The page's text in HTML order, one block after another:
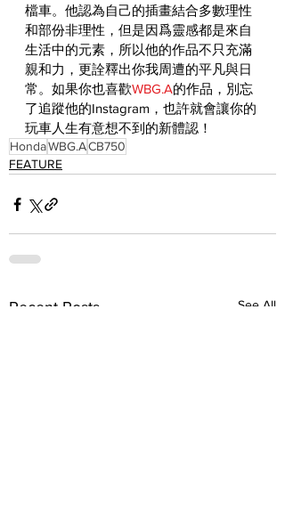
檔車。他認為自己的插畫結合多數理性
和部份非理性，但是因爲靈感都是來自
生活中的元素，所以他的作品不只充滿
親和力，更詮釋出你我周遭的平凡與日
常。如果你也喜歡WBG.A的作品，別忘
了追蹤他的Instagram，也許就會讓你的
玩車人生有意想不到的新體認！
HondaWBG.ACB750
FEATURE
Recent Posts See All